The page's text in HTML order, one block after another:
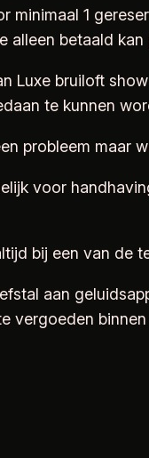
minimaal 1
alleen betaald
Luxe bruiloft
te kunnen
probleem maar
voor
bij een van de
aan
vergoeden